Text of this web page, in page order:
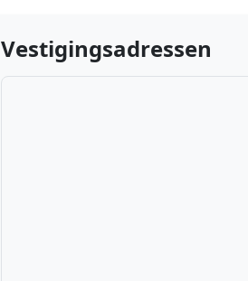
Vestigingsadressen